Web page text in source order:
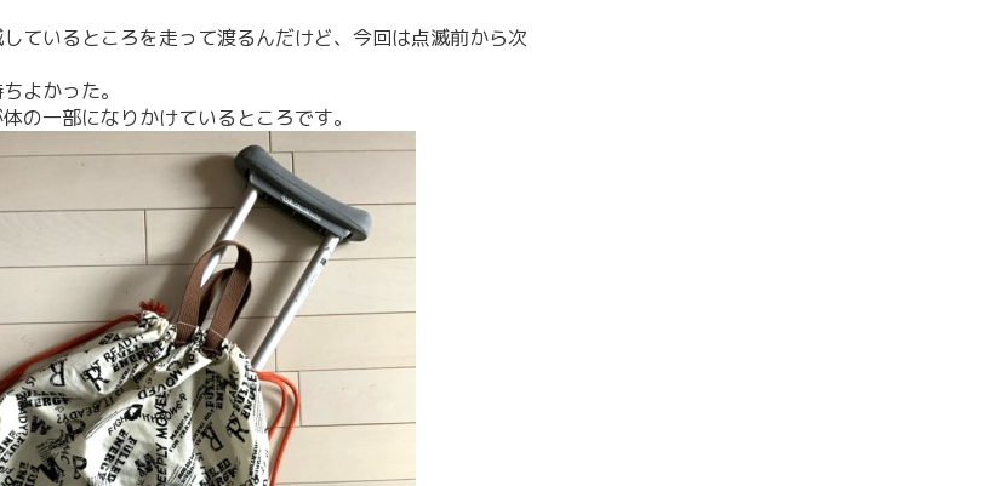
ているところを走って渡るんだけど、今回は点滅前から次
よかった。
の一部になりかけているところです。